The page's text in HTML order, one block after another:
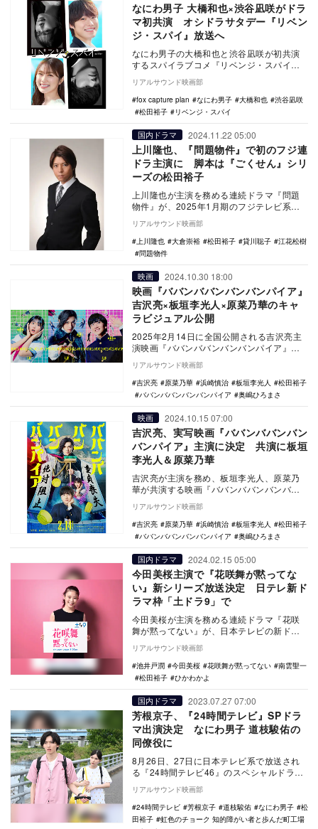
なにわ男子 大橋和也×渋谷凪咲がドラ
マ初共演 オシドラサタデー『リベン
ジ・スパイ』放送へ
なにわ男子の大橋和也と渋谷凪咲が初共演
するスパイラブコメ『リベンジ・スパイ』
が、テレビ朝日系オシドラサタデー役で7月
5日から放送…
リアルサウンド映画部
fox capture plan
なにわ男子 大橋和也
渋谷凪咲
松田裕子
リベンジ・スパイ
国内ドラマ 2024.11.22 05:00
上川隆也、『問題物件』で初のフジ連
ドラ主演に 脚本は『ごくせん』シリ
ーズの松田裕子
上川隆也が主演を務める連続ドラマ『問題
物件』が、2025年1月期のフジテレビ系水
10ドラマ枠で放送されることが決定した。
本…
リアルサウンド映画部
上川隆也
大倉崇裕 松田裕子 貸川聡子
江花松樹
問題物件
映画 2024.10.30 18:00
映画『ババンババンバンバンパイア』
吉沢亮×板垣李光人×原菜乃華のキャ
ラビジュアル公開
2025年2月14日に全国公開される吉沢亮主
演映画『ババンババンバンバンパイア』の
キャラクタービジュアルが公開された。
本作…
リアルサウンド映画部
吉沢亮
原菜乃華 浜崎慎治 板垣李光人
松田裕子
ババンババンバンバンパイア
奥嶋ひろまさ
映画 2024.10.15 07:00
吉沢亮、実写映画『ババンババンバン
バンパイア』主演に決定 共演に板垣
李光人＆原菜乃華
吉沢亮が主演を務め、板垣李光人、原菜乃
華が共演する映画『ババンババンバンバン
パイア』が、2025年2月14日に全国公開さ
れること…
リアルサウンド映画部
吉沢亮
原菜乃華 浜崎慎治 板垣李光人
松田裕子
ババンババンバンバンパイア
奥嶋ひろまさ
国内ドラマ 2024.02.15 05:00
今田美桜主演で『花咲舞が黙ってな
い』新シリーズ放送決定 日テレ新ド
ラマ枠「土ドラ9」で
今田美桜が主演を務める連続ドラマ『花咲
舞が黙ってない』が、日本テレビの新ドラ
マ枠「土ドラ9」で4月13日より放送される
ことが決定…
リアルサウンド映画部
池井戸潤
今田美桜 花咲舞が黙ってない
南雲聖一
松田裕子
ひかわかよ
国内ドラマ 2023.07.27 07:00
芳根京子、『24時間テレビ』SPドラ
マ出演決定 なにわ男子 道枝駿佑の
同僚役に
8月26日、27日に日本テレビ系で放送され
る『24時間テレビ46』のスペシャルドラマ
『虹色のチョーク 知的障がい者と歩んだ町
工場…
リアルサウンド映画部
24時間テレビ
芳根京子 道枝駿佑 なにわ男子
松
田裕子
虹色のチョーク 知的障がい者と歩んだ町工場